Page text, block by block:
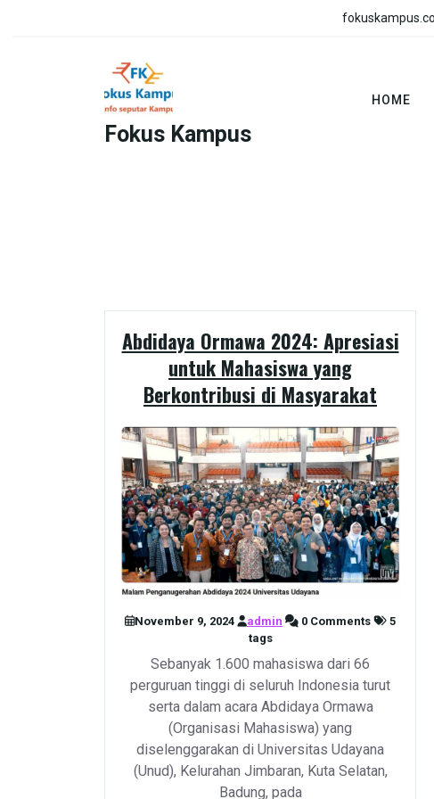
Fokus Kampus
HOME
Abdidaya Ormawa 2024: Apresiasi
untuk Mahasiswa yang
Berkontribusi di Masyarakat
November 9, 2024 admin 0 Comments
5
tags
Sebanyak 1.600 mahasiswa dari 66
perguruan tinggi di seluruh Indonesia turut
serta dalam acara Abdidaya Ormawa
(Organisasi Mahasiswa) yang
diselenggarakan di Universitas Udayana
(Unud), Kelurahan Jimbaran, Kuta Selatan,
Badung, pada